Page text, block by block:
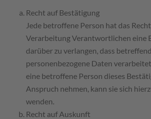
Recht auf Bestätigung
Jede betroffene Person hat das
Verarbeitung Verantwortlichen eine
darüber zu verlangen, dass
personenbezogene Daten
eine betroffene Person dieses
Anspruch nehmen, kann sie sich
wenden.
Recht auf Auskunft